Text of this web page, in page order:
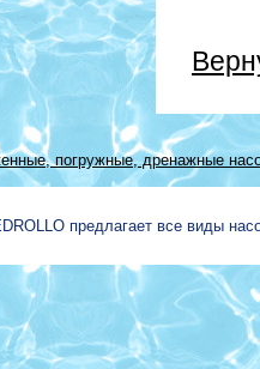
погружные, дренажные
предлагает все виды